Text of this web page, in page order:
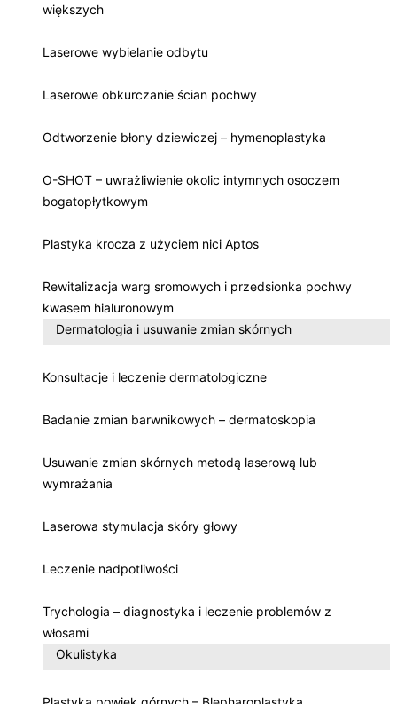
większych
Laserowe wybielanie odbytu
Laserowe obkurczanie ścian pochwy
Odtworzenie błony dziewiczej – hymenoplastyka
O-SHOT – uwrażliwienie okolic intymnych osoczem
bogatopłytkowym
Plastyka krocza z użyciem nici Aptos
Rewitalizacja warg sromowych i przedsionka pochwy
kwasem hialuronowym
Dermatologia i usuwanie zmian skórnych
Konsultacje i leczenie dermatologiczne
Badanie zmian barwnikowych – dermatoskopia
Usuwanie zmian skórnych metodą laserową lub
wymrażania
Laserowa stymulacja skóry głowy
Leczenie nadpotliwości
Trychologia – diagnostyka i leczenie problemów z
włosami
Okulistyka